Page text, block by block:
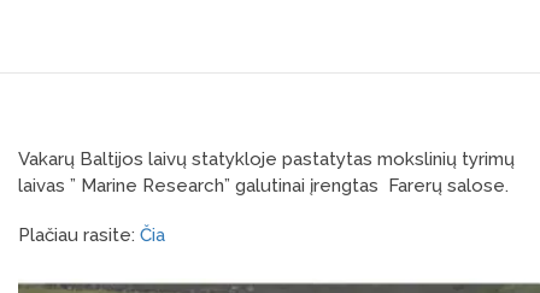
Vakarų Baltijos laivų statykloje pastatytas mokslinių tyrimų
laivas ” Marine Research” galutinai įrengtas Farerų salose.
Plačiau rasite: Čia